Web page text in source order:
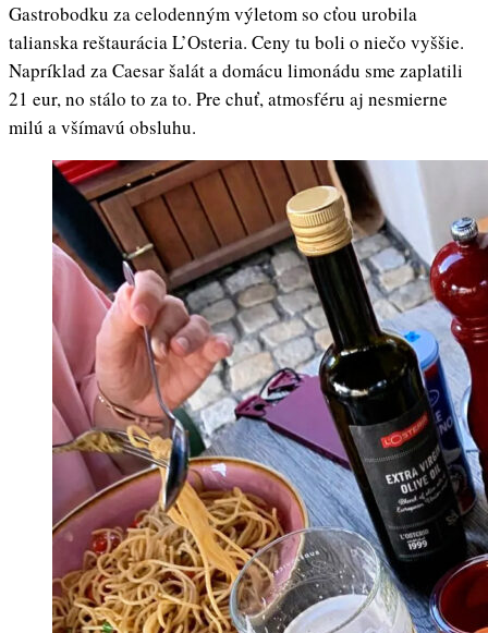
Gastrobodku za celodenným výletom so cťou urobila
talianska reštaurácia L’Osteria. Ceny tu boli o niečo vyššie.
Napríklad za Caesar šalát a domácu limonádu sme zaplatili
21 eur, no stálo to za to. Pre chuť, atmosféru aj nesmierne
milú a všímavú obsluhu.